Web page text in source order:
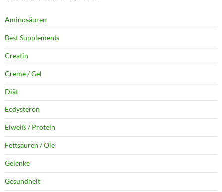
Aminosäuren
Best Supplements
Creatin
Creme / Gel
Diät
Ecdysteron
Eiweiß / Protein
Fettsäuren / Öle
Gelenke
Gesundheit